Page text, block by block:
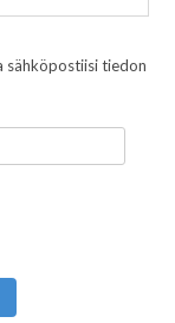
sähköpostiisi tiedon